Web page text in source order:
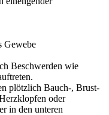
Gewebe
Beschwerden wie
plötzlich Bauch-, Brust-
oder
in den unteren